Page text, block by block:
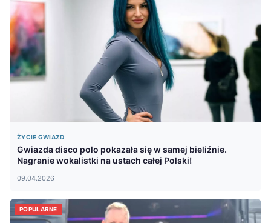
ŻYCIE GWIAZD
Gwiazda disco polo pokazała się w samej bieliźnie.
Nagranie wokalistki na ustach całej Polski!
09.04.2026
POPULARNE